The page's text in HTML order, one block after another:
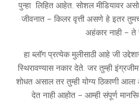
पुन्हा लिहित आहेत. सोशल मीडियावर
जीवनात – किलर वृत्ती असणे हे इतर
अहंकार नाही – ते
हा ब्लॉग प्रत्येक मुलीसाठी आहे जी
स्थिरावण्यास नकार देते. जर तुम्ही
शोधत असाल तर तुम्ही योग्य ठिकाणी
देत नाही आहोत – आम्ही संपूर्ण